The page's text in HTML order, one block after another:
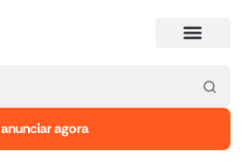
anunciar agora